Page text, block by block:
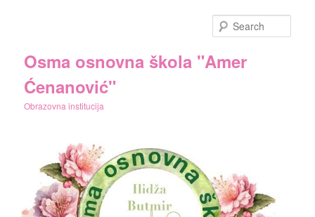
Osma osnovna škola "Amer
Ćenanović"
Obrazovna institucija